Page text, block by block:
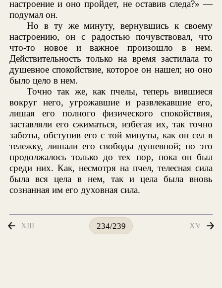
настроение и оно пройдет, не оставив следа?» —
подумал он.
Но в ту же минуту, вернувшись к своему
настроению, он с радостью почувствовал, что
что-то новое и важное произошло в нем.
Действительность только на время застилала то
душевное спокойствие, которое он нашел; но оно
было цело в нем.
Точно так же, как пчелы, теперь вившиеся
вокруг него, угрожавшие и развлекавшие его,
лишая его полного физического спокойствия,
заставляли его сжиматься, избегая их, так точно
заботы, обступив его с той минуты, как он сел в
тележку, лишали его свободы душевной; но это
продолжалось только до тех пор, пока он был
среди них. Как, несмотря на пчел, телесная сила
была вся цела в нем, так и цела была вновь
сознанная им его духовная сила.
XIII 234/239 XV